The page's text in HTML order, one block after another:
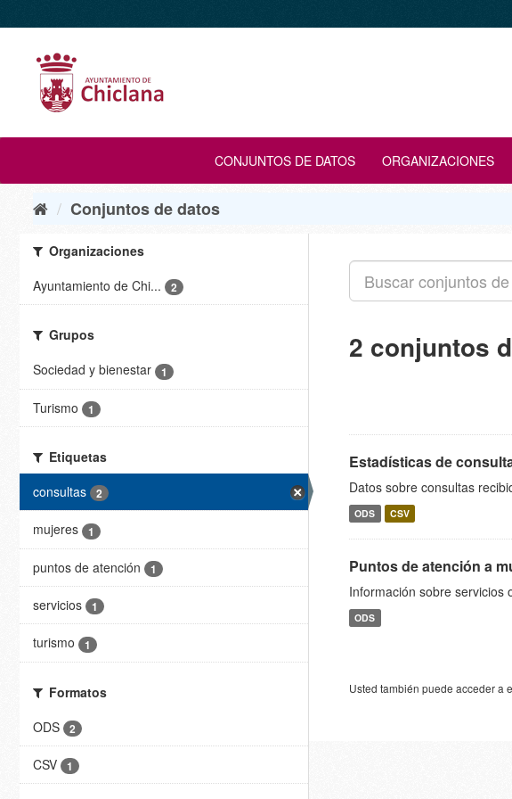
al
CONJUNTOS DE DATOS ORGANIZACIONES
Conjuntos de datos
Organizaciones
Ayuntamiento de Chi...
2
Grupos
Sociedad y bienestar
1
Turismo 1
Etiquetas
consultas
2
mujeres 1
puntos de atención 1
servicios 1
turismo 1
Formatos
ODS
2
CSV 1
2 conjuntos
Estadísticas de
Datos sobre consultas
ODS CSV
Puntos de atención a
Información sobre servicios
ODS
Usted también puede acceder a